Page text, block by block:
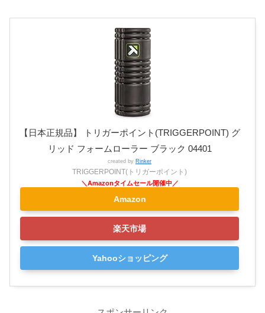
【日本正規品】 トリガーポイント(TRIGGERPOINT) グ
リッド フォームローラー ブラック 04401
created by Rinker
TRIGGERPOINT(トリガーポイント)
Amazon
楽天市場
Yahooショッピング